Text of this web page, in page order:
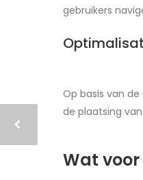
gebruikers
Op basis van
de plaatsing
Wat